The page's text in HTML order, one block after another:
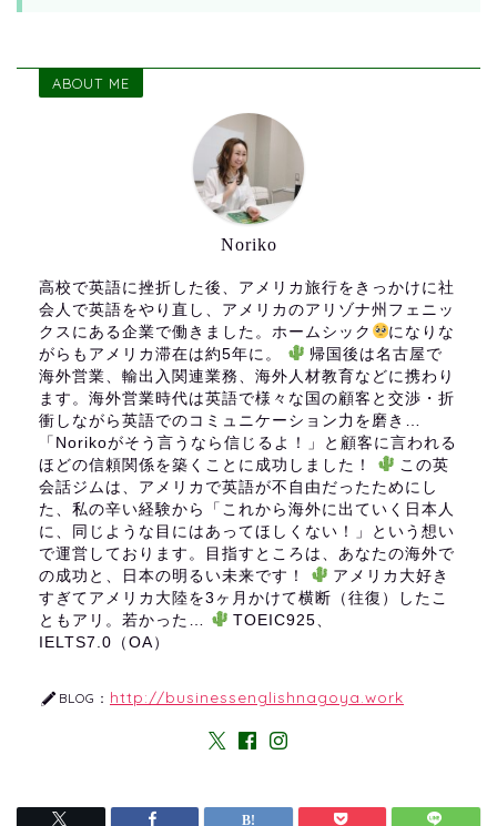
ABOUT ME
Noriko
高校で英語に挫折した後、アメリカ旅行をきっかけに社
会人で英語をやり直し、アメリカのアリゾナ州フェニッ
クスにある企業で働きました。ホームシック
になりな
がらもアメリカ滞在は約5年に。
帰国後は名古屋で
海外営業、輸出入関連業務、海外人材教育などに携わり
ます。海外営業時代は英語で様々な国の顧客と交渉・折
衝しながら英語でのコミュニケーション力を磨き…
「Norikoがそう言うなら信じるよ！」と顧客に言われる
ほどの信頼関係を築くことに成功しました！
この英
会話ジムは、アメリカで英語が不自由だったためにし
た、私の辛い経験から「これから海外に出ていく日本人
に、同じような目にはあってほしくない！」という想い
で運営しております。目指すところは、あなたの海外で
の成功と、日本の明るい未来です！
アメリカ大好き
すぎてアメリカ大陸を3ヶ月かけて横断（往復）したこ
ともアリ。若かった…
TOEIC925、
IELTS7.0（OA）
BLOG： http://businessenglishnagoya.work